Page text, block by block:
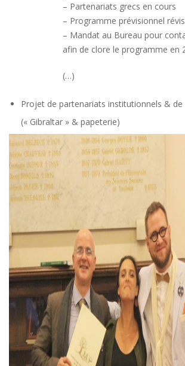
– Partenariats grecs en cours
– Programme prévisionnel
– Mandat au Bureau pour
afin de clore le programme en
(…)
Projet de partenariats institutionnels &
(« Gibraltar » & papeterie)